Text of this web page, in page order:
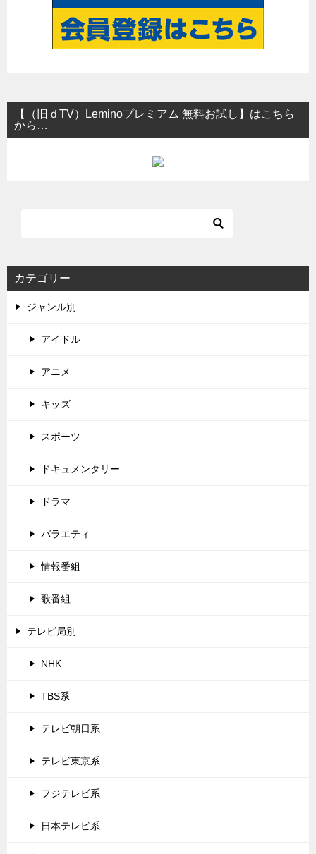
【（旧ｄTV）Leminoプレミアム 無料お試し】はこちら
から…
カテゴリー
ジャンル別
アイドル
アニメ
キッズ
スポーツ
ドキュメンタリー
ドラマ
バラエティ
情報番組
歌番組
テレビ局別
NHK
TBS系
テレビ朝日系
テレビ東京系
フジテレビ系
日本テレビ系